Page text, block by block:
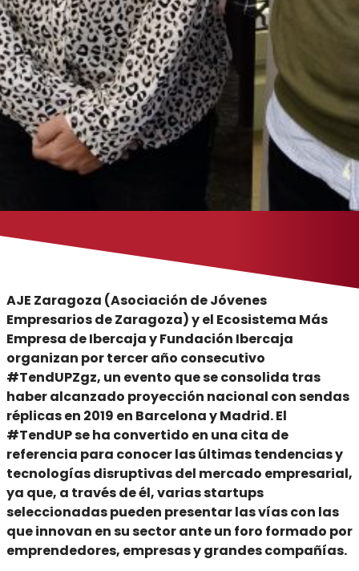
AJE Zaragoza (Asociación de Jóvenes
Empresarios de Zaragoza) y el Ecosistema Más
Empresa de Ibercaja y Fundación Ibercaja
organizan por tercer año consecutivo
#TendUPZgz, un evento que se consolida tras
haber alcanzado proyección nacional con sendas
réplicas en 2019 en Barcelona y Madrid. El
#TendUP se ha convertido en una cita de
referencia para conocer las últimas tendencias y
tecnologías disruptivas del mercado empresarial,
ya que, a través de él, varias startups
seleccionadas pueden presentar las vías con las
que innovan en su sector ante un foro formado por
emprendedores, empresas y grandes compañías.